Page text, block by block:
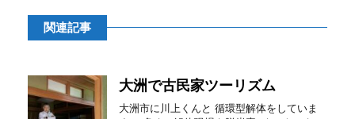
関連記事
大洲で古民家ツーリズム
大洲市に川上くんと 循環型解体をしていま